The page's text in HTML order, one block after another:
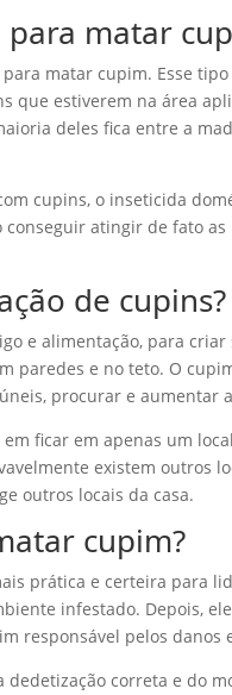
matar
matar cupim. Esse
que estiverem na área
deles fica entre a
cupins, o inseticida
atingir de fato
de cupins?
e alimentação, para criar
paredes e no teto. O
procurar e aumentar
ficar em apenas um
existem outros
outros locais da casa.
cupim?
prática e certeira para
infestado. Depois,
responsável pelos danos
correta e do